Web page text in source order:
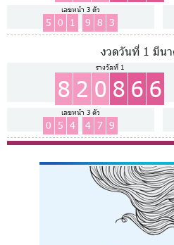
เลขหน้า 3 ตัว
5 0 1 9 8 3
งวดวันที่ 1 มีน
รางวัลที่ 1
8 2 0 8 6 6
เลขหน้า 3 ตัว
0 5 4 4 7 9